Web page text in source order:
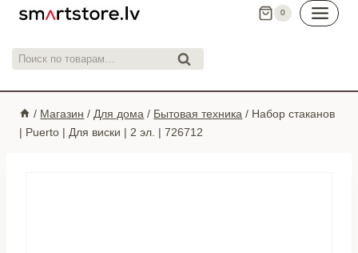
Перейти
контенту
0
Искать: Поиск
/ Магазин / Для дома / Бытовая техника / Набор стаканов
| Puerto | Для виски | 2 эл. | 726712